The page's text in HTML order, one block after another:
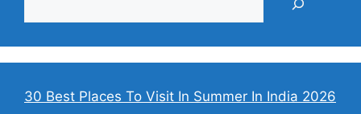
30 Best Places To Visit In Summer In India 2026